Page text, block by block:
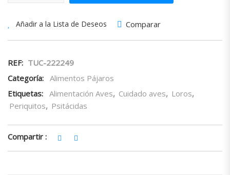
Añadir a la Lista de Deseos Comparar
REF: TUC-222249
Categoría: Alimentos Pájaros
Etiquetas: Alimentación Aves, Cuidado aves, Loros,
Periquitos, Psitácidas
Compartir :